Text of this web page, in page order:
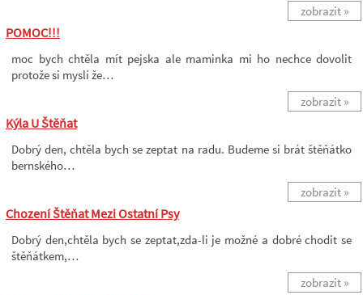
zobrazit »
POMOC!!!
moc bych chtěla mít pejska ale maminka mi ho nechce dovolit
protože si myslí že…
zobrazit »
Kýla U Štěňat
Dobrý den, chtěla bych se zeptat na radu. Budeme si brát štěňátko
bernského…
zobrazit »
Chození Štěňat Mezi Ostatní Psy
Dobrý den,chtěla bych se zeptat,zda-li je možné a dobré chodit se
štěňátkem,…
zobrazit »